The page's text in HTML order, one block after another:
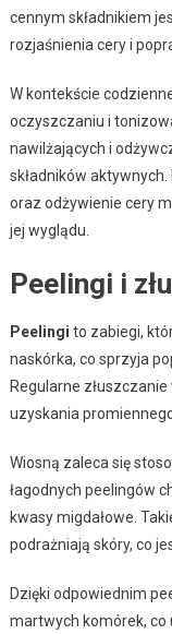
cennym składnikiem
rozjaśnienia cery i
W kontekście
oczyszczaniu i
nawilżających i
składników
oraz odżywienie cery
jej wyglądu.
Peelingi i
Peelingi to zabiegi,
naskórka, co sprzyja
Regularne
uzyskania
Wiosną zaleca się
łagodnych peelingów
kwasy migdałowe.
podrażniają skóry, co
Dzięki odpowiednim
martwych komórek, co